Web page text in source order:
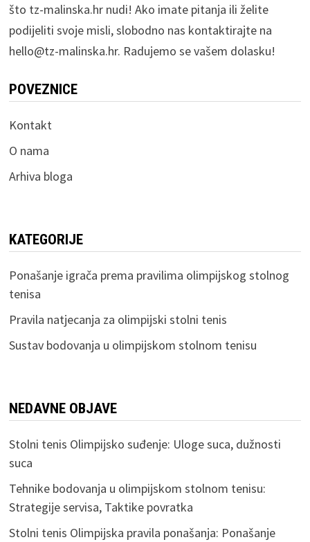
što tz-malinska.hr nudi! Ako imate pitanja ili želite
podijeliti svoje misli, slobodno nas kontaktirajte na
hello@tz-malinska.hr. Radujemo se vašem dolasku!
POVEZNICE
Kontakt
O nama
Arhiva bloga
KATEGORIJE
Ponašanje igrača prema pravilima olimpijskog stolnog
tenisa
Pravila natjecanja za olimpijski stolni tenis
Sustav bodovanja u olimpijskom stolnom tenisu
NEDAVNE OBJAVE
Stolni tenis Olimpijsko suđenje: Uloge suca, dužnosti
suca
Tehnike bodovanja u olimpijskom stolnom tenisu:
Strategije servisa, Taktike povratka
Stolni tenis Olimpijska pravila ponašanja: Ponašanje